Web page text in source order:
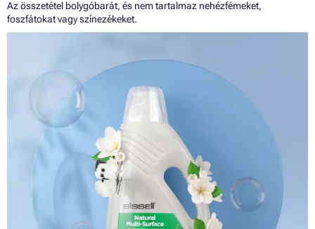
Az összetétel bolygóbarát, és nem tartalmaz nehézfémeket,
foszfátokat vagy színezékeket.